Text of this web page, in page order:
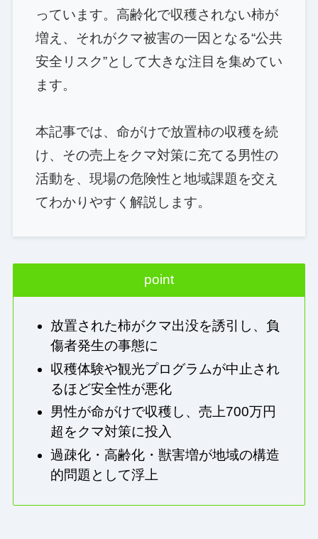
っています。高齢化で収穫されない柿が
増え、それがクマ被害の一因となる“公共
安全リスク”として大きな注目を集めてい
ます。
本記事では、命がけで放置柿の収穫を続
け、その売上をクマ対策に充てる男性の
活動を、現場の危険性と地域課題を交え
てわかりやすく解説します。
point
放置された柿がクマ出没を誘引し、負
傷者発生の事態に
収穫体験や観光プログラムが中止され
るほど安全性が悪化
男性が命がけで収穫し、売上700万円
超をクマ対策に投入
過疎化・高齢化・獣害増が地域の構造
的問題として浮上